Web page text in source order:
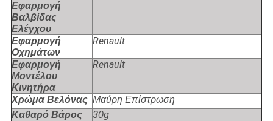
Εφαρμογή
Βαλβίδας
Ελέγχου
Εφαρμογή
Οχημάτων
Renault
Εφαρμογή
Μοντέλου
Κινητήρα
Renault
Χρώμα Βελόνας Μαύρη Επίστρωση
Καθαρό Βάρος
30g